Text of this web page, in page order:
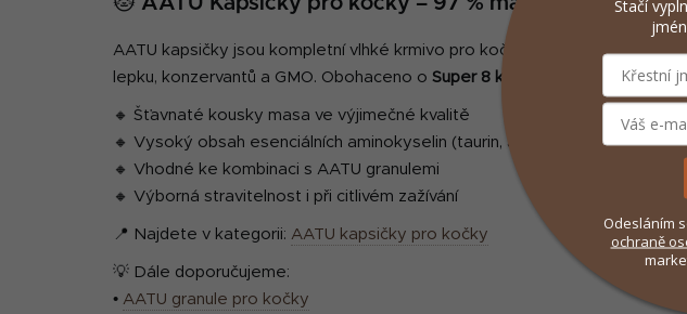
AATU kapsičky jsou kompletní vlhké krmivo pro kočky s 97 % obsahem
lepku, konzervantů a GMO. Obohaceno o Super 8 komplex
🔸 Šťavnaté kousky masa ve výjimečné kvalitě
🔸 Vysoký obsah esenciálních aminokyselin (taurin, arginin)
🔸 Vhodné ke kombinaci s AATU granulemi
🔸 Výborná stravitelnost i při citlivém zažívání
📍 Najdete v kategorii: AATU kapsičky pro kočky
💡 Dále doporučujeme:
• AATU granule pro kočky
Stačí
Odesláním
ochraně